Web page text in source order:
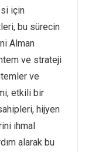
için
bu sürecin
Alman
ve strateji
ve
etkili bir
hijyen
ihmal
alarak bu